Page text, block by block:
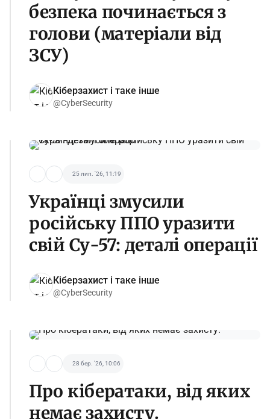
безпека починається з
голови (матеріали від
ЗСУ)
Кіберзахист і таке інше
@CyberSecurity
25 лип. '26, 11:19
Українці змусили
російську ППО уразити
свій Су-57: деталі операції
Кіберзахист і таке інше
@CyberSecurity
28 бер. '26, 10:06
Про кібератаки, від яких
немає захисту.